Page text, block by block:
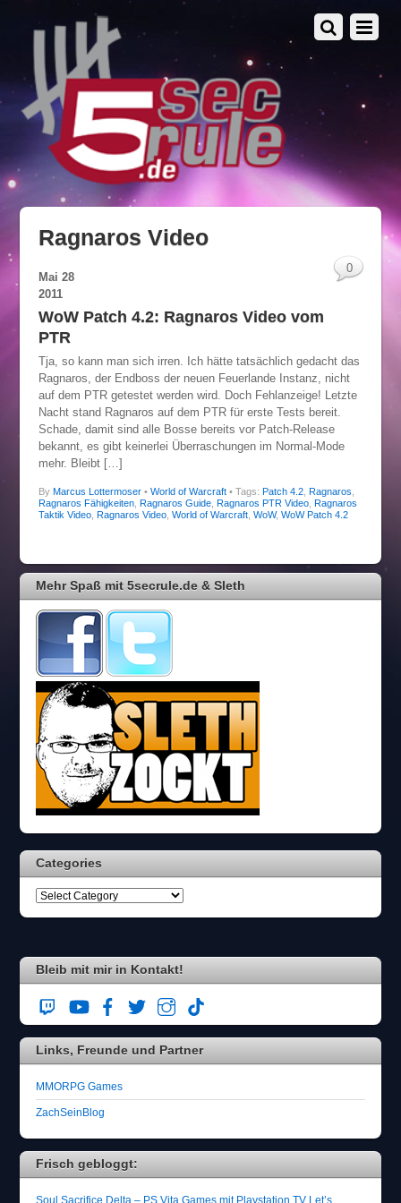
Ragnaros Video
Mai 28
2011
WoW Patch 4.2: Ragnaros Video vom
PTR
Tja, so kann man sich irren. Ich hätte tatsächlich gedacht das
Ragnaros, der Endboss der neuen Feuerlande Instanz, nicht
auf dem PTR getestet werden wird. Doch Fehlanzeige! Letzte
Nacht stand Ragnaros auf dem PTR für erste Tests bereit.
Schade, damit sind alle Bosse bereits vor Patch-Release
bekannt, es gibt keinerlei Überraschungen im Normal-Mode
mehr. Bleibt […]
By Marcus Lottermoser• World of Warcraft
0
• Tags: Patch 4.2, Ragnaros
Ragnaros Fähigkeiten, Ragnaros Guide, Ragnaros PTR Video, Ragnaros
Taktik Video, Ragnaros Video, World of Warcraft, WoW, WoW Patch 4.2
Mehr Spaß mit 5secrule.de & Sleth
Categories
Bleib mit mir in Kontakt!
Links, Freunde und Partner
MMORPG Games
ZachSeinBlog
Frisch gebloggt:
Soul Sacrifice Delta – PS Vita Games mit Playstation TV Let’s